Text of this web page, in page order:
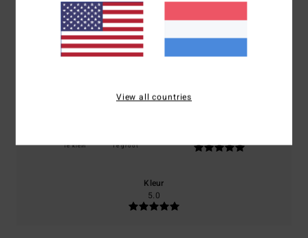
gebaseerd op1 geverifieerde beoordelingensinds juli 2026
100% van onze klanten bevelen dit product aan
Te klein Te groot
Kleur
5.0
View all countries